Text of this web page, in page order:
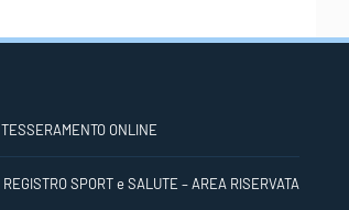
TESSERAMENTO ONLINE
REGISTRO SPORT e SALUTE – AREA RISERVATA